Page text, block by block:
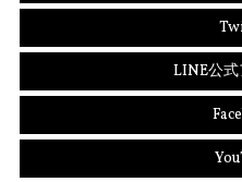
LINE公式